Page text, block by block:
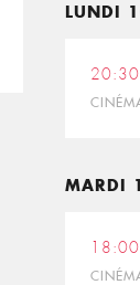
LUNDI
20:30
MARDI
18:00